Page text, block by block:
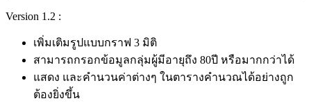
Version 1.2 :
เพิ่มเติมรูปแบบกราฟ 3 มิติ
สามารถกรอกข้อมูลกลุ่มผู้มีอายุถึง 80ปี หรือมากกว่าได้
แสดง และคำนวนค่าต่างๆ ในตารางคำนวณได้อย่างถูก
ต้องยิ่งขึ้น